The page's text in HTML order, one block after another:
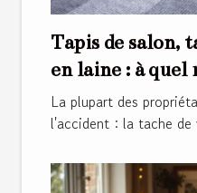
Tapis de salon,
en laine : à quel
nettoyage
La plupart des
l'accident : la tache de